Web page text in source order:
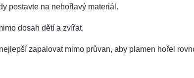
postavte na nehořlavý materiál.
dosah dětí a zvířat.
zapalovat mimo průvan, aby plamen hořel